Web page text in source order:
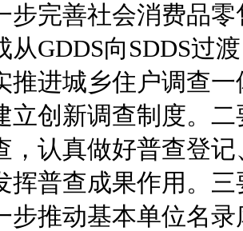
步完善社会消费品
从GDDS向SDDS过
推进城乡住户调查
立创新调查制度。
，认真做好普查登
挥普查成果作用。
步推动基本单位名